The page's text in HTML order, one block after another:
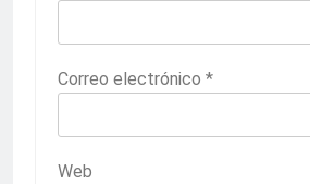
Correo electrónico *
Web